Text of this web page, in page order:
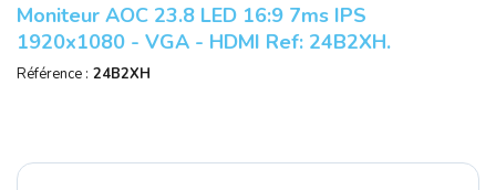
Moniteur AOC 23.8 LED 16:9 7ms IPS
1920x1080 - VGA - HDMI Ref: 24B2XH.
Référence : 24B2XH